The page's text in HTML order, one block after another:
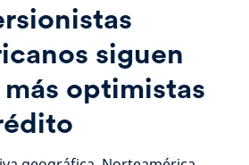
siguen
optimistas